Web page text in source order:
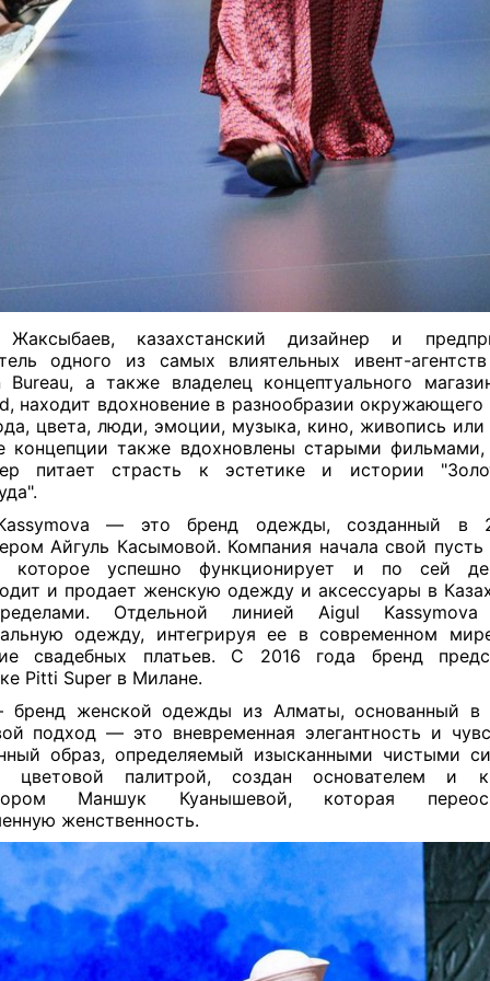
казахстанский дизайнер и
одного из самых влиятельных ивент-
Bureau, а также владелец концептуального
находит вдохновение в разнообразии
цвета, люди, эмоции, музыка, кино, живопись или
концепции также вдохновлены старыми фильмами,
питает страсть к эстетике и истории
— это бренд одежды, созданный в
Айгуль Касымовой. Компания начала свой
которое успешно функционирует и по сей
и продает женскую одежду и аксессуары в
Отдельной линией Aigul Kassymova
одежду, интегрируя ее в современном
свадебных платьев. C 2016 года бренд
Pitti Super в Милане.
женской одежды из Алматы, основанный в
подход — это вневременная элегантность и
образ, определяемый изысканными чистыми
цветовой палитрой, создан основателем и
Маншук Куанышевой, которая
женственность.